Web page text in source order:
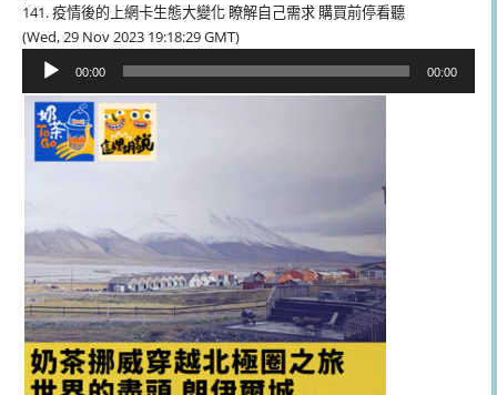
141. 疫情後的上網卡生態大變化 瞭解自己需求 購買前停看聽
(Wed, 29 Nov 2023 19:18:29 GMT)
播
器
00:00 00:00